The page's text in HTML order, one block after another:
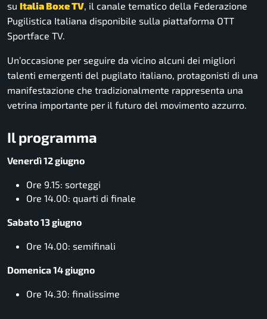
su Italia Boxe TV, il canale tematico della Federazione
Pugilistica Italiana disponibile sulla piattaforma OTT
Sportface TV.
Un’occasione per seguire da vicino alcuni dei migliori
talenti emergenti del pugilato italiano, protagonisti di una
manifestazione che tradizionalmente rappresenta una
vetrina importante per il futuro del movimento azzurro.
Il programma
Venerdì 12 giugno
Ore 9.15: sorteggi
Ore 14.00: quarti di finale
Sabato 13 giugno
Ore 14.00: semifinali
Domenica 14 giugno
Ore 14.30: finalissime